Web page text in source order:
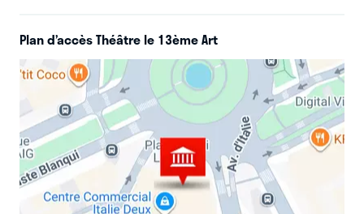
Plan d’accès Théâtre le 13ème Art